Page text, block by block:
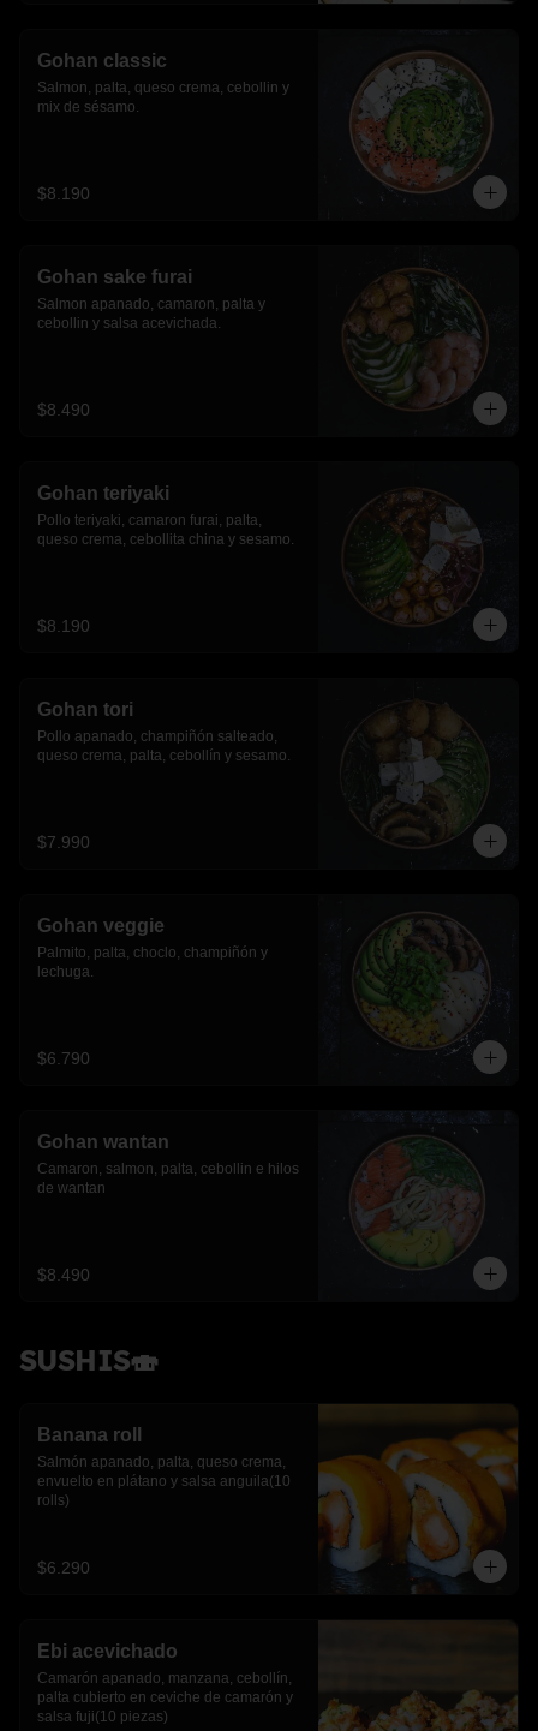
Gohan classic
Salmon, palta, queso crema, cebollin y
mix de sésamo.
$8.190
Gohan sake furai
Salmon apanado, camaron, palta y
cebollin y salsa acevichada.
$8.490
Gohan teriyaki
Pollo teriyaki, camaron furai, palta,
queso crema, cebollita china y sesamo.
$8.190
Gohan tori
Pollo apanado, champiñón salteado,
queso crema, palta, cebollín y sesamo.
$7.990
Gohan veggie
Palmito, palta, choclo, champiñón y
lechuga.
$6.790
Gohan wantan
Camaron, salmon, palta, cebollin e hilos
de wantan
$8.490
SUSHIS🍣
Banana roll
Salmón apanado, palta, queso crema,
envuelto en plátano y salsa anguila(10
rolls)
$6.290
Ebi acevichado
Camarón apanado, manzana, cebollín,
palta cubierto en ceviche de camarón y
salsa fuji(10 piezas)